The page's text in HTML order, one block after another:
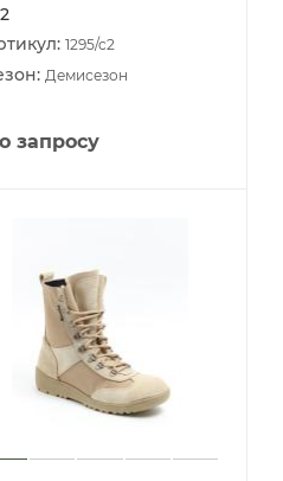
1295/c2
Демисезон
запросу